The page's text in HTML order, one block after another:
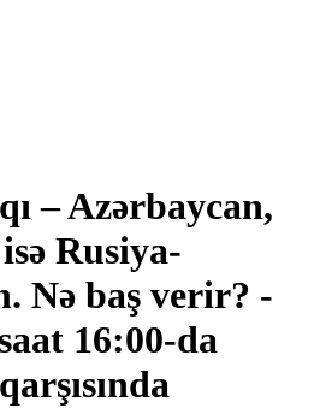
– Azərbaycan,
Rusiya-
Nə baş verir? -
16:00-da